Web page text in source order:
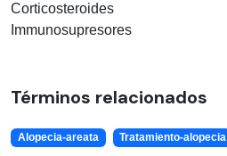
Corticosteroides
Immunosupresores
Términos relacionados
Alopecia-areata Tratamiento-alopecia